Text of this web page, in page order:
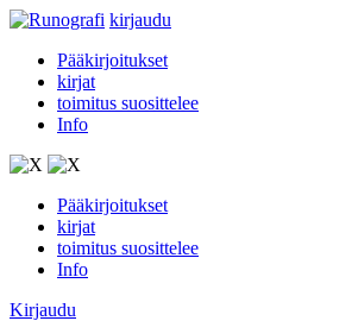
kirjaudu
Pääkirjoitukset
kirjat
toimitus suosittelee
Info
Pääkirjoitukset
kirjat
toimitus suosittelee
Info
Kirjaudu